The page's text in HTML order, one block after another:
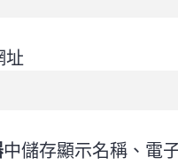
址
中儲存顯示名稱、電